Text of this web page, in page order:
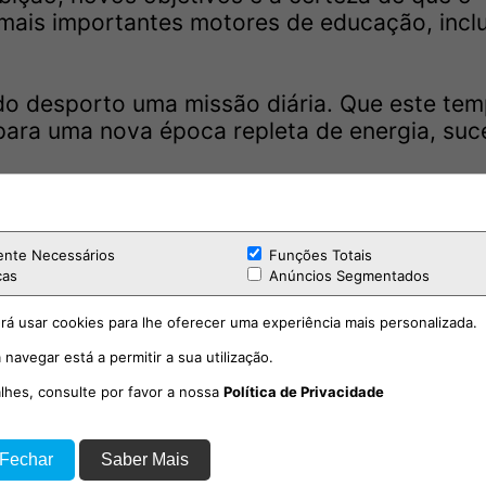
importantes motores de educação,
desporto uma missão diária. Que este
uma nova época repleta de energia,
Funcionário da instituição à 11
6 anos, Rancho folclórico Vale de
Dança de Salão do Vale de Santarém.
formado em administração e
uma causa“ nobre
Necessários
Funções Totais
Anúncios Segmentados
usar cookies para lhe oferecer uma experiência mais personalizada.
está a permitir a sua utilização.
consulte por favor a nossa Política de Privacidade
Saber Mais